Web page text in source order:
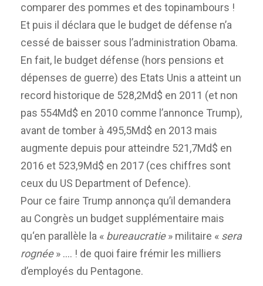
comparer des pommes et des topinambours !
Et puis il déclara que le budget de défense n’a
cessé de baisser sous l’administration Obama.
En fait, le budget défense (hors pensions et
dépenses de guerre) des Etats Unis a atteint un
record historique de 528,2Md$ en 2011 (et non
pas 554Md$ en 2010 comme l’annonce Trump),
avant de tomber à 495,5Md$ en 2013 mais
augmente depuis pour atteindre 521,7Md$ en
2016 et 523,9Md$ en 2017 (ces chiffres sont
ceux du US Department of Defence).
Pour ce faire Trump annonça qu’il demandera
au Congrès un budget supplémentaire mais
qu‘en parallèle la « bureaucratie» militaire « sera
rognée» …. ! de quoi faire frémir les milliers
d’employés du Pentagone.